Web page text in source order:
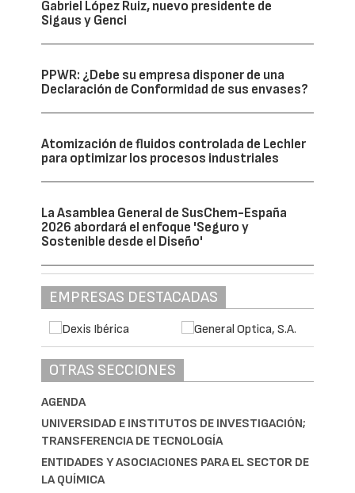
Gabriel López Ruiz, nuevo presidente de
Sigaus y Genci
PPWR: ¿Debe su empresa disponer de una
Declaración de Conformidad de sus envases?
Atomización de fluidos controlada de Lechler
para optimizar los procesos industriales
La Asamblea General de SusChem-España
2026 abordará el enfoque 'Seguro y
Sostenible desde el Diseño'
EMPRESAS DESTACADAS
OTRAS SECCIONES
AGENDA
UNIVERSIDAD E INSTITUTOS DE INVESTIGACIÓN;
TRANSFERENCIA DE TECNOLOGÍA
ENTIDADES Y ASOCIACIONES PARA EL SECTOR DE
LA QUÍMICA